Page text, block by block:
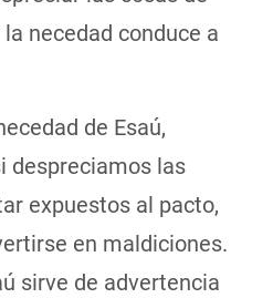
necedad conduce a
de Esaú,
despreciamos las
expuestos al pacto,
en maldiciones.
sirve de advertencia